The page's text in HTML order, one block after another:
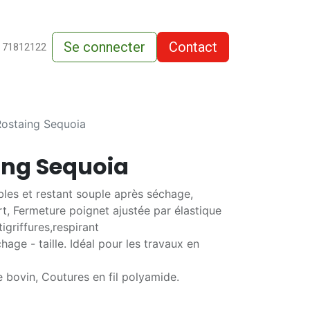
vente
71812122 Se connecter Contact
Sequoia
Sequoia
et restant souple après séchage,
Fermeture poignet ajustée par élastique
- taille. Idéal pour les travaux en
bovin, Coutures en fil polyamide.